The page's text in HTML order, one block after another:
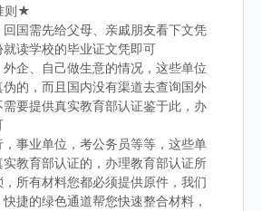
则★
国需先给父母、亲戚朋友看下文凭
读学校的毕业证文凭即可
企、自己做生意的情况，这些单位
的，而且国内没有渠道去查询国外
要提供真实教育部认证鉴于此，办
事业单位，考公务员等等，这些单
教育部认证的，办理教育部认证所
所有材料您都必须提供原件，我们
捷的绿色通道帮您快速整合材料，